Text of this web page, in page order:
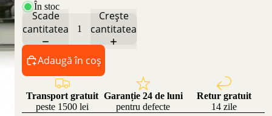
În stoc
Scade
cantitatea
Crește
cantitatea
Adaugă în coș
Transport gratuit
peste 1500 lei
Garanție 24 de luni
pentru defecte
Retur gratuit
14 zile